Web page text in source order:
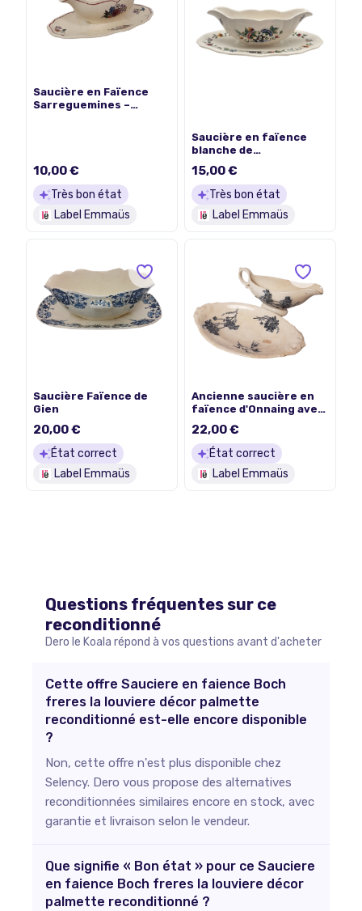
Saucière en Faïence
Sarreguemines –
10,00 €
Très bon état
Label Emmaüs
Saucière en faïence
blanche de
Sarreguemines "Rouen"
15,00 €
Très bon état
Label Emmaüs
Saucière Faïence de
Gien
20,00 €
État correct
Label Emmaüs
Ancienne saucière en
faïence d'Onnaing avec
traces du temps
22,00 €
État correct
Label Emmaüs
Questions fréquentes sur ce
reconditionné
Dero le Koala répond à vos questions avant d'acheter
Cette offre Sauciere en faience Boch
freres la louviere décor palmette
reconditionné est-elle encore disponible
?
Non, cette offre n'est plus disponible chez
Selency. Dero vous propose des alternatives
reconditionnées similaires encore en stock, avec
garantie et livraison selon le vendeur.
Que signifie « Bon état » pour ce Sauciere
en faience Boch freres la louviere décor
palmette reconditionné ?